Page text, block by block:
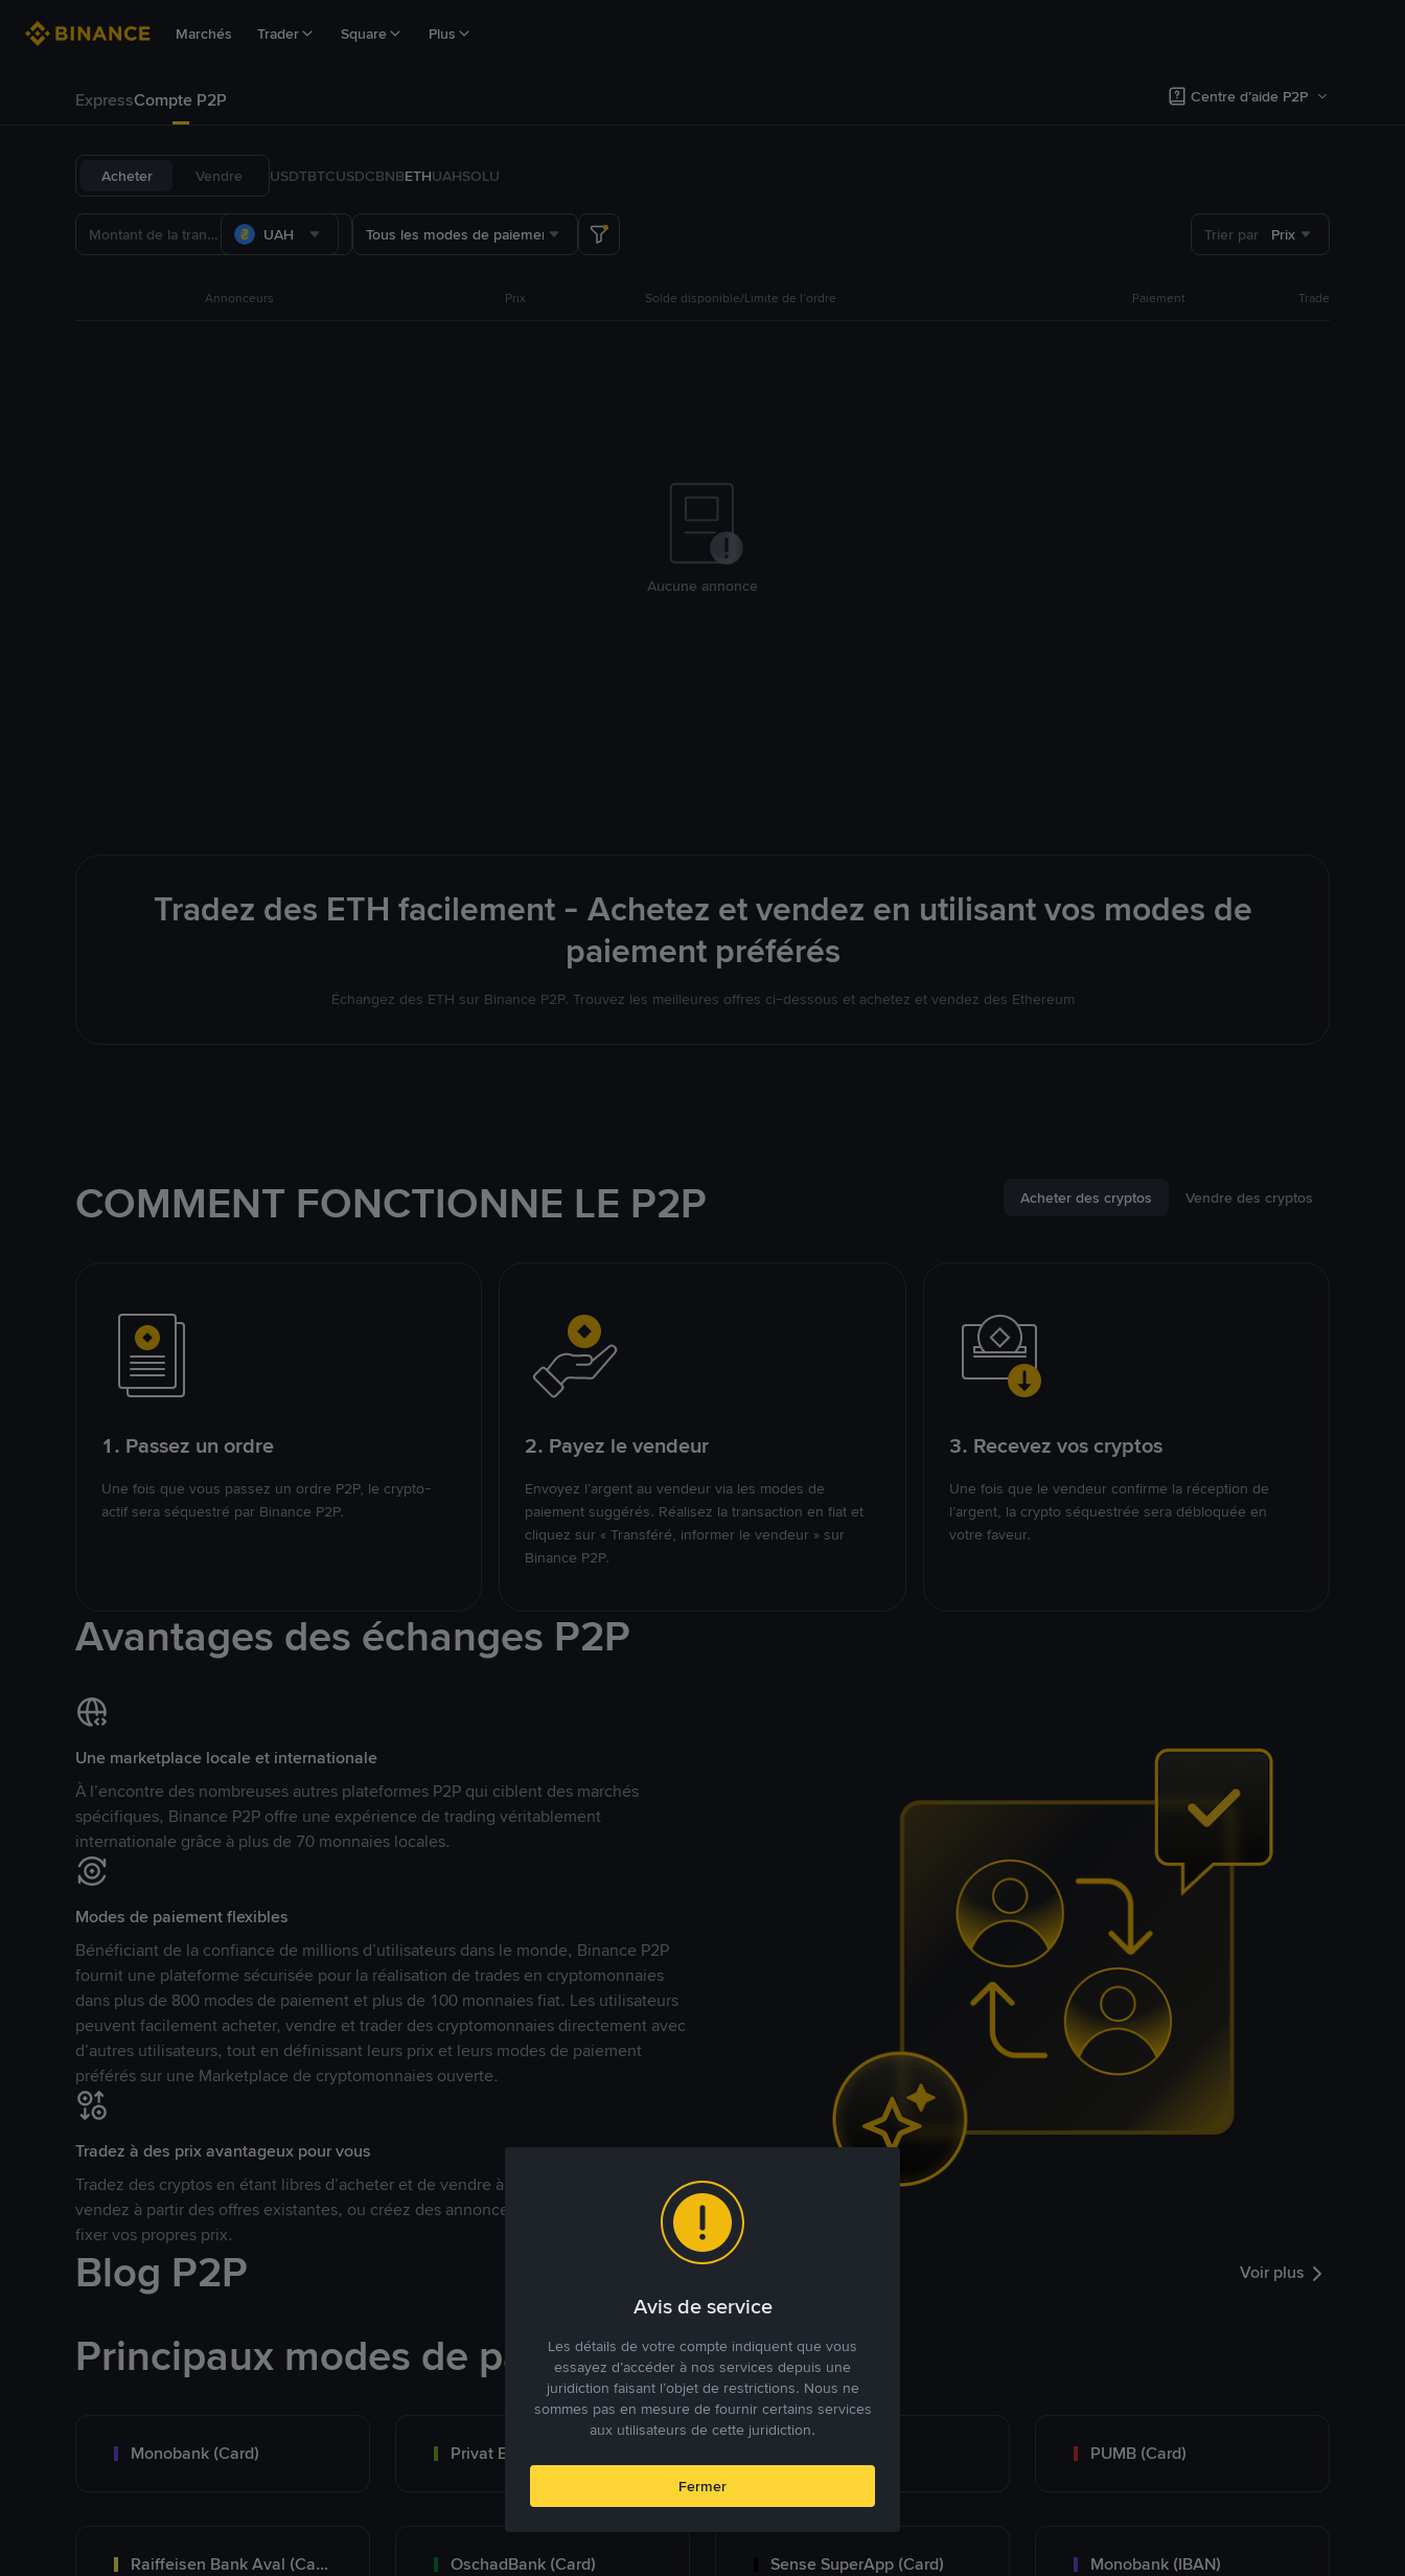
Marchés Trader Square Plus
ExpressCompte P2P Centre d’aide P2P
Acheter Vendre USDTBTCUSDCBNBETHUAHSOLU
UAH Tous les modes de paiement Trier par Prix
Annonceurs Prix Solde disponible/Limite de l’ordre Paiement Trade
Aucune annonce
Tradez des ETH facilement - Achetez et vendez en utilisant vos modes de
paiement préférés
Échangez des ETH sur Binance P2P. Trouvez les meilleures offres ci-dessous et achetez et vendez des Ethereum
COMMENT FONCTIONNE LE P2P Acheter des cryptos Vendre des cryptos
1. Passez un ordre
Une fois que vous passez un ordre P2P, le crypto-
actif sera séquestré par Binance P2P.
2. Payez le vendeur
Envoyez l’argent au vendeur via les modes de
paiement suggérés. Réalisez la transaction en fiat et
cliquez sur « Transféré, informer le vendeur » sur
Binance P2P.
3. Recevez vos cryptos
Une fois que le vendeur confirme la réception de
l’argent, la crypto séquestrée sera débloquée en
votre faveur.
Avantages des échanges P2P
Une marketplace locale et internationale
À l’encontre des nombreuses autres plateformes P2P qui ciblent des marchés
spécifiques, Binance P2P offre une expérience de trading véritablement
internationale grâce à plus de 70 monnaies locales.
Modes de paiement flexibles
Bénéficiant de la confiance de millions d’utilisateurs dans le monde, Binance P2P
fournit une plateforme sécurisée pour la réalisation de trades en cryptomonnaies
dans plus de 800 modes de paiement et plus de 100 monnaies fiat. Les utilisateurs
peuvent facilement acheter, vendre et trader des cryptomonnaies directement avec
d’autres utilisateurs, tout en définissant leurs prix et leurs modes de paiement
préférés sur une Marketplace de cryptomonnaies ouverte.
Tradez à des prix avantageux pour vous
Tradez des cryptos en étant libres d’acheter et de vendre à votre prix. Achetez ou
vendez à partir des offres existantes, ou créez des annonces commerciales pour
fixer vos propres prix.
Blog P2P Voir plus
Principaux modes de paiement
Monobank (Card) PUMB (Card)
Raiffeisen Bank Aval (Card) OschadBank (Card) Sense SuperApp (Card) Monobank (IBAN)
Avis de service
Les détails de votre compte indiquent que vous
essayez d’accéder à nos services depuis une
juridiction faisant l’objet de restrictions. Nous ne
sommes pas en mesure de fournir certains services
aux utilisateurs de cette juridiction.
Fermer